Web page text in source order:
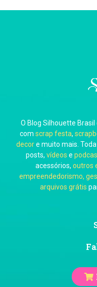
Ju
O Blog Silhouette
com scrap festa,
decore muito mais.
posts, vídeos e
acessórios, outros
empreendedorismo,
arquivos grátis